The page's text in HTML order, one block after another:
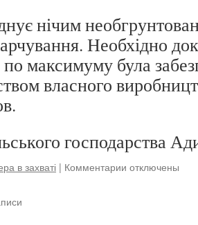
нічим
Необхідно
по максимуму була
власного
господарства
в захваті | Комментарии котключены